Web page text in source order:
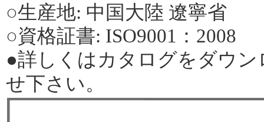
○生産地: 中国大陸 遼寧省
○資格証書: ISO9001：2008
●詳しくはカタログをダウ
せ下さい。